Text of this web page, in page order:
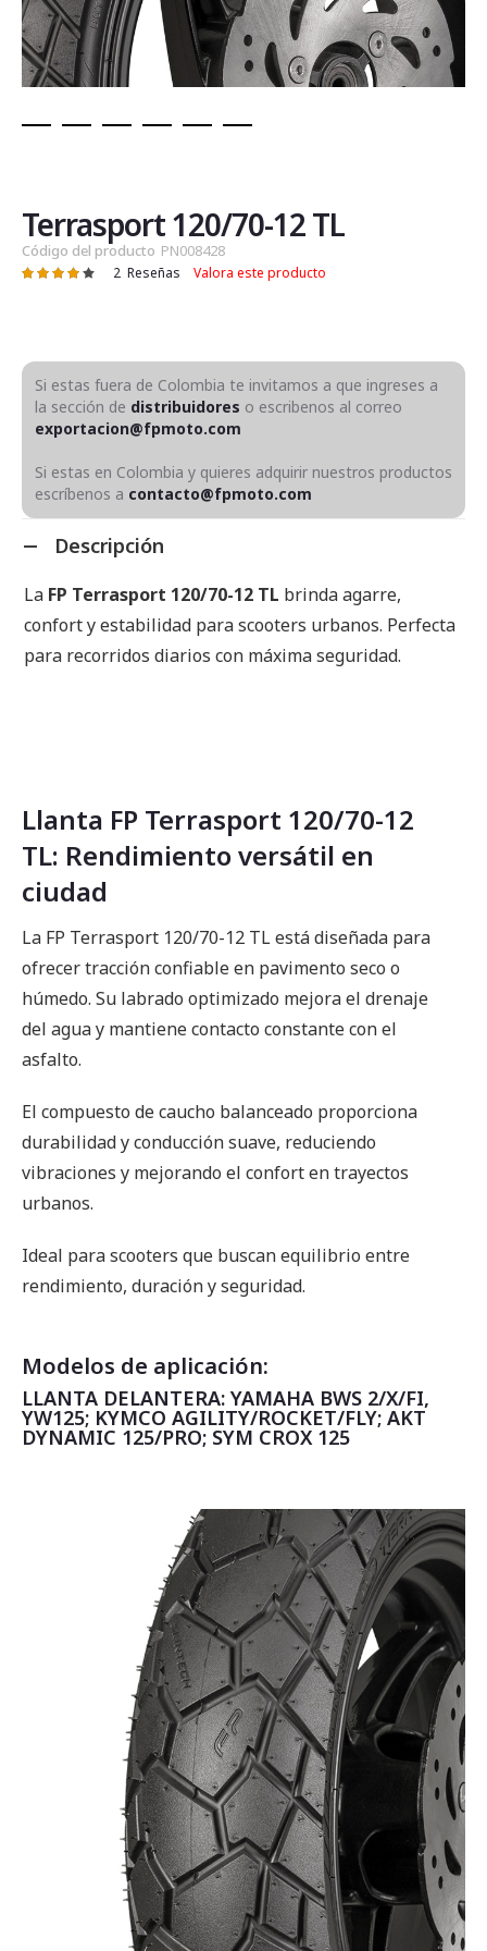
de
la
galería
de
Terrasport 120/70-12 TL
Código del producto PN008428
Valoración: 2 Reseñas Valora este producto
Si estas fuera de Colombia te invitamos a que ingreses a
la sección de distribuidores o escribenos al correo
exportacion@fpmoto.com
Si estas en Colombia y quieres adquirir nuestros productos
escríbenos a contacto@fpmoto.com
Descripción
La FP Terrasport 120/70-12 TL brinda agarre,
confort y estabilidad para scooters urbanos. Perfecta
para recorridos diarios con máxima seguridad.
Llanta FP Terrasport 120/70-12
TL: Rendimiento versátil en
ciudad
La FP Terrasport 120/70-12 TL está diseñada para
ofrecer tracción confiable en pavimento seco o
húmedo. Su labrado optimizado mejora el drenaje
del agua y mantiene contacto constante con el
asfalto.
El compuesto de caucho balanceado proporciona
durabilidad y conducción suave, reduciendo
vibraciones y mejorando el confort en trayectos
urbanos.
Ideal para scooters que buscan equilibrio entre
rendimiento, duración y seguridad.
Modelos de aplicación:
LLANTA DELANTERA: YAMAHA BWS 2/X/FI,
YW125; KYMCO AGILITY/ROCKET/FLY; AKT
DYNAMIC 125/PRO; SYM CROX 125